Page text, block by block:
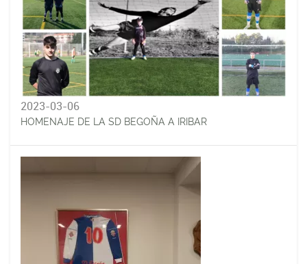
2023-03-06
HOMENAJE DE LA SD BEGOÑA A IRIBAR